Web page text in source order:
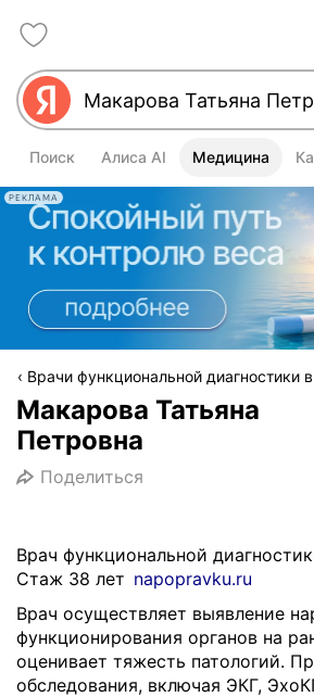
Поиск Алиса AI Медицина
РЕКЛАМА
Врачи функциональной диагностики
Макарова Татьяна
Петровна
Поделиться
Врач функциональной
Стаж 38 лет napopravku.ru
Врач осуществляет выявление
функционирования органов на
оценивает тяжесть патологий.
обследования, включая ЭКГ,